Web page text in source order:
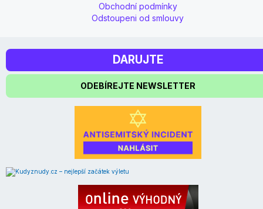
Obchodní podmínky
Odstoupeni od smlouvy
DARUJTE
ODEBÍREJTE NEWSLETTER